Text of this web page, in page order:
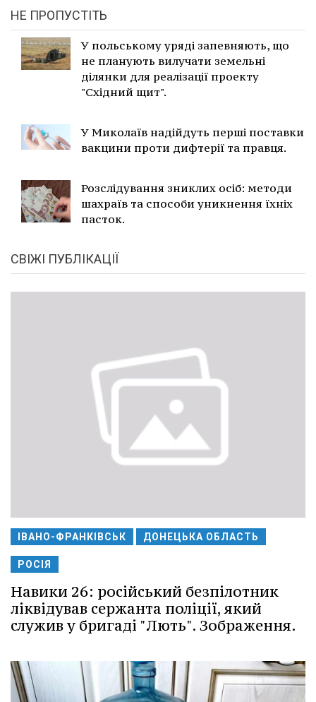
НЕ ПРОПУСТІТЬ
У польському уряді запевняють, що
не планують вилучати земельні
ділянки для реалізації проекту
"Східний щит".
У Миколаїв надійдуть перші поставки
вакцини проти дифтерії та правця.
Розслідування зниклих осіб: методи
шахраїв та способи уникнення їхніх
пасток.
СВІЖІ ПУБЛІКАЦІЇ
ІВАНО-ФРАНКІВСЬК ДОНЕЦЬКА ОБЛАСТЬ
РОСІЯ
Навики 26: російський безпілотник
ліквідував сержанта поліції, який
служив у бригаді "Лють". Зображення.